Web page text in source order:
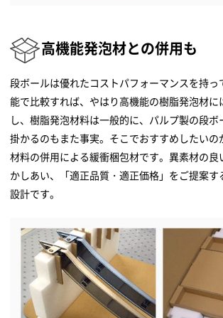
高機能発泡材との併用も
段ボールは優れたコストパフォーマンスを持っ
能で比較すれば、やはり高機能の樹脂発泡材に
し、樹脂発泡材料は一般的に、パルプ製の段
掛かるのもまた事実。そこでおすすめしたい
材料の併用による緩衝梱包材です。異素材の
かしあい、「適正品質・適正価格」をご提案
設計です。